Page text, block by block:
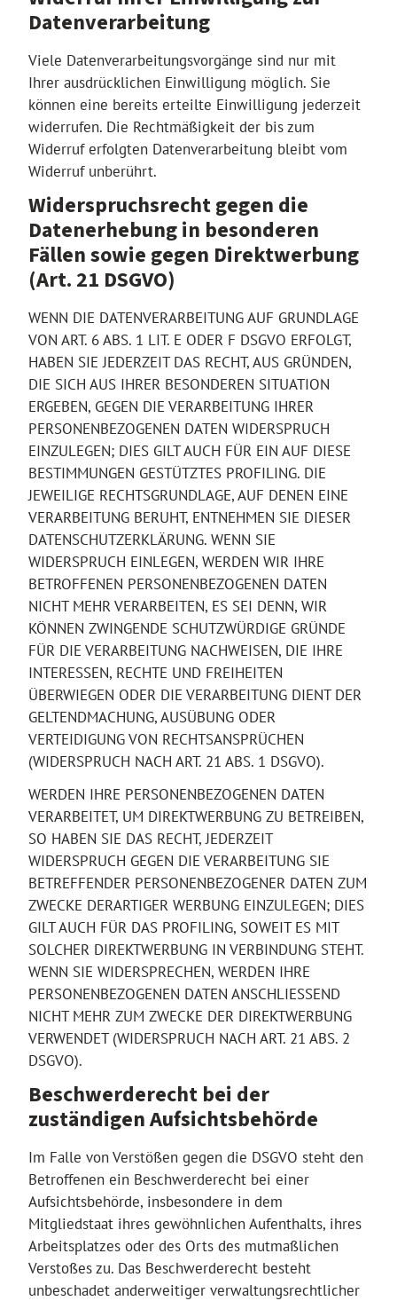
Datenverarbeitung
Viele Datenverarbeitungsvorgänge sind nur mit
Ihrer ausdrücklichen Einwilligung möglich. Sie
können eine bereits erteilte Einwilligung jederzeit
widerrufen. Die Rechtmäßigkeit der bis zum
Widerruf erfolgten Datenverarbeitung bleibt vom
Widerruf unberührt.
Widerspruchsrecht gegen die
Datenerhebung in besonderen
Fällen sowie gegen Direktwerbung
(Art. 21 DSGVO)
WENN DIE DATENVERARBEITUNG AUF GRUNDLAGE
VON ART. 6 ABS. 1 LIT. E ODER F DSGVO ERFOLGT,
HABEN SIE JEDERZEIT DAS RECHT, AUS GRÜNDEN,
DIE SICH AUS IHRER BESONDEREN SITUATION
ERGEBEN, GEGEN DIE VERARBEITUNG IHRER
PERSONENBEZOGENEN DATEN WIDERSPRUCH
EINZULEGEN; DIES GILT AUCH FÜR EIN AUF DIESE
BESTIMMUNGEN GESTÜTZTES PROFILING. DIE
JEWEILIGE RECHTSGRUNDLAGE, AUF DENEN EINE
VERARBEITUNG BERUHT, ENTNEHMEN SIE DIESER
DATENSCHUTZERKLÄRUNG. WENN SIE
WIDERSPRUCH EINLEGEN, WERDEN WIR IHRE
BETROFFENEN PERSONENBEZOGENEN DATEN
NICHT MEHR VERARBEITEN, ES SEI DENN, WIR
KÖNNEN ZWINGENDE SCHUTZWÜRDIGE GRÜNDE
FÜR DIE VERARBEITUNG NACHWEISEN, DIE IHRE
INTERESSEN, RECHTE UND FREIHEITEN
ÜBERWIEGEN ODER DIE VERARBEITUNG DIENT DER
GELTENDMACHUNG, AUSÜBUNG ODER
VERTEIDIGUNG VON RECHTSANSPRÜCHEN
(WIDERSPRUCH NACH ART. 21 ABS. 1 DSGVO).
WERDEN IHRE PERSONENBEZOGENEN DATEN
VERARBEITET, UM DIREKTWERBUNG ZU BETREIBEN,
SO HABEN SIE DAS RECHT, JEDERZEIT
WIDERSPRUCH GEGEN DIE VERARBEITUNG SIE
BETREFFENDER PERSONENBEZOGENER DATEN ZUM
ZWECKE DERARTIGER WERBUNG EINZULEGEN; DIES
GILT AUCH FÜR DAS PROFILING, SOWEIT ES MIT
SOLCHER DIREKTWERBUNG IN VERBINDUNG STEHT.
WENN SIE WIDERSPRECHEN, WERDEN IHRE
PERSONENBEZOGENEN DATEN ANSCHLIESSEND
NICHT MEHR ZUM ZWECKE DER DIREKTWERBUNG
VERWENDET (WIDERSPRUCH NACH ART. 21 ABS. 2
DSGVO).
Beschwerde­recht bei der
zuständigen Aufsichts­behörde
Im Falle von Verstößen gegen die DSGVO steht den
Betroffenen ein Beschwerderecht bei einer
Aufsichtsbehörde, insbesondere in dem
Mitgliedstaat ihres gewöhnlichen Aufenthalts, ihres
Arbeitsplatzes oder des Orts des mutmaßlichen
Verstoßes zu. Das Beschwerderecht besteht
unbeschadet anderweitiger verwaltungsrechtlicher